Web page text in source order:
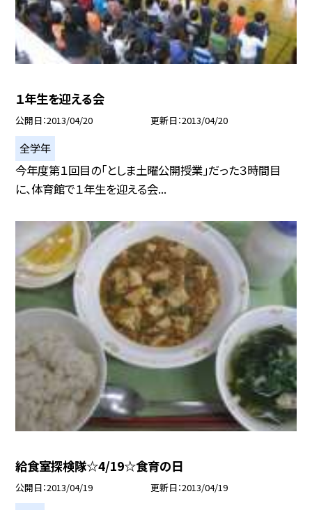
１年生を迎える会
公開日 2013/04/20 更新日 2013/04/20
全学年
今年度第１回目の「としま土曜公開授業」だった３時間目
に、体育館で１年生を迎える会...
給食室探検隊☆4/19☆食育の日
公開日 2013/04/19 更新日 2013/04/19